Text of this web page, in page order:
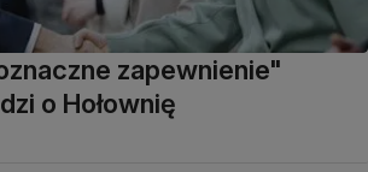
zapewnienie"
o Hołownię